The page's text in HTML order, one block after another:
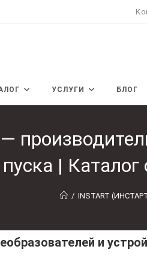
УСЛУГИ БЛОГ
|
/ INSTART
и